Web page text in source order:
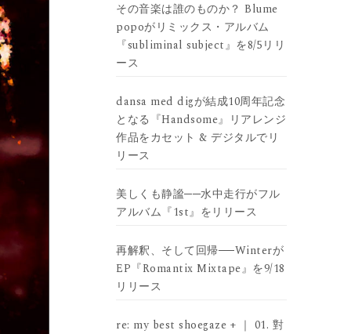
その音楽は誰のものか？ Blume
popoがリミックス・アルバム
『subliminal subject』を8/5リリ
ース
dansa med digが結成10周年記念
となる『Handsome』リアレンジ
作品をカセット & デジタルでリ
リース
美しくも静謐──水中走行がフル
アルバム『1st』をリリース
再解釈、そして回帰──Winterが
EP『Romantix Mixtape』を9/18
リリース
re: my best shoegaze + ｜ 01. 對